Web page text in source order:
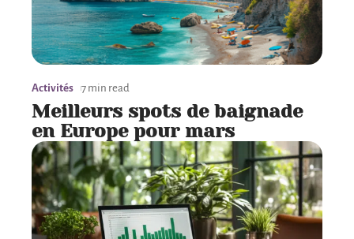
Activités 7 min read
Meilleurs spots de baignade
en Europe pour mars